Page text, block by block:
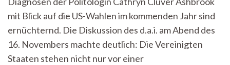
Wahrheiten
nicht
mehr
sind“
mit Blick auf die US-Wahlen im kommenden Jahr sind
ernüchternd. Die Diskussion des d.a.i. am Abend des
16. Novembers machte deutlich: Die Vereinigten
Staaten stehen nicht nur vor einer